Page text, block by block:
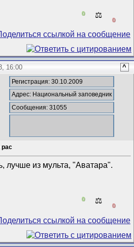
0 ⚖️
0
16:00 ^
Регистрация: 30.10.2009
Адрес: Национальный заповедник
Сообщения: 31055
рас
лучше из мульта, "Аватара".
0 ⚖️
0